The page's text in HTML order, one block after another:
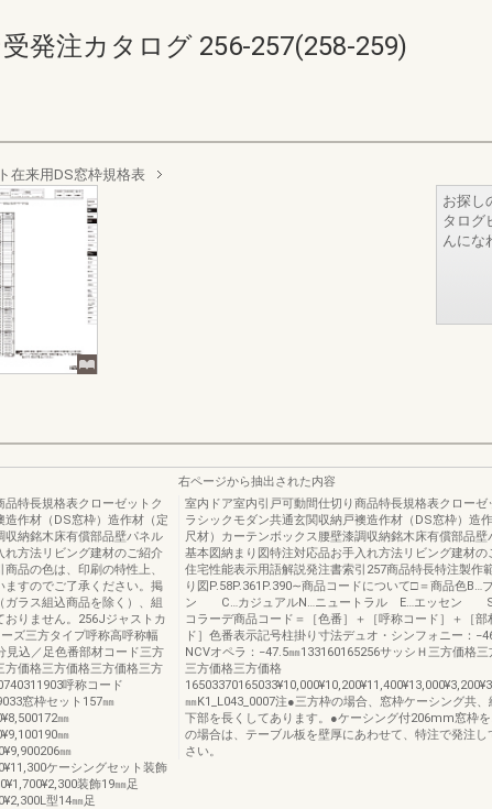
発注カタログ 256-257(258-259)
在来用DS窓枠規格表
お探し
タログ
んにな
特長規格表クローゼットク
造作材（DS窓枠）造作材（定
収納銘木床有償部品壁パネル
方法リビング建材のご紹介
品の色は、印刷の特性上、
すのでご了承ください。掲
ラス組込商品を除く）、組
りません。256Jジャストカ
ズ三方タイプ呼称高呼称幅
見込／足色番部材コード三方
価格三方価格三方価格三方
呼称コード
窓枠セット157㎜
㎜
㎜
㎜
ケーシングセット装飾
装飾19㎜足
型14㎜足
右ページから抽出された内容
室内ドア室内引戸可動間仕切り商品特長規格表クローゼ
ラシックモダン共通玄関収納戸襖造作材（DS窓枠）造
尺材）カーテンボックス腰壁漆調収納銘木床有償部品壁
基本図納まり図特注対応品お手入れ方法リビング建材の
住宅性能表示用語解説発注書索引257商品特長特注製作
り図P.58P.361P.390∼商品コードについて□＝商品色B…
ン C…カジュアルN…ニュートラル E…エッセン
コラーデ商品コード＝［色番］＋［呼称コード］＋［部
ド］色番表示記号柱掛り寸法デュオ・シンフォニー：
NCVオペラ：−47.5㎜133160165256サッシＨ三方価格三
三方価格三方価格
㎜K1_L043_0007注●三方枠の場合、窓枠ケーシング共、
下部を長くしてあります。●ケーシング付206mm窓枠
の場合は、テーブル板を壁厚にあわせて、特注で発注し
さい。